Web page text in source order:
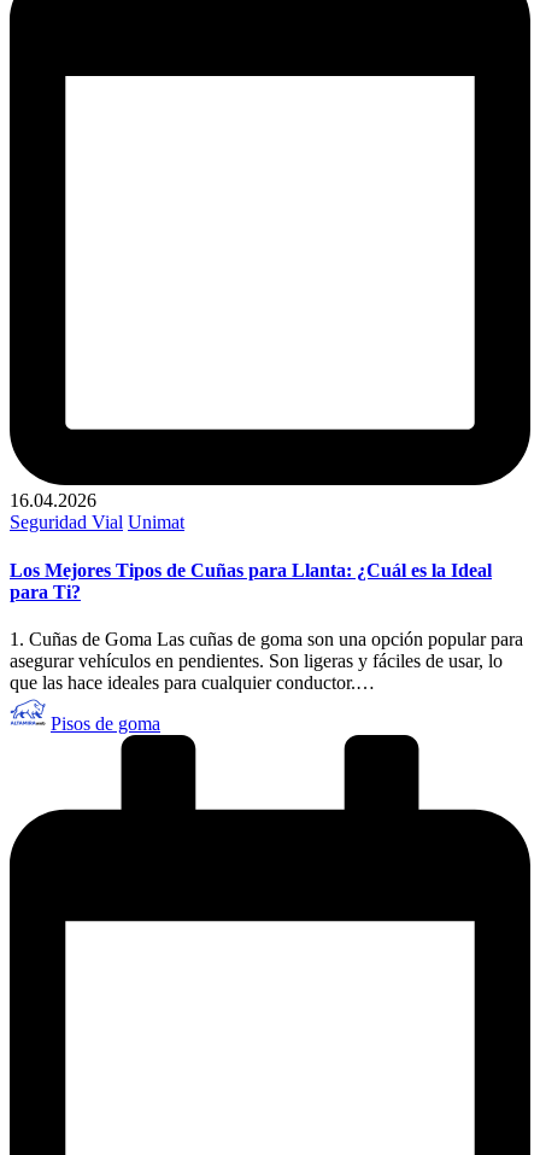
16.04.2026
Publicado
Seguridad Vial Unimat
Los Mejores Tipos de Cuñas para Llanta: ¿Cuál es la Ideal
para Ti?
1. Cuñas de Goma Las cuñas de goma son una opción popular para
asegurar vehículos en pendientes. Son ligeras y fáciles de usar, lo
que las hace ideales para cualquier conductor.…
Publicado
por
Pisos de goma